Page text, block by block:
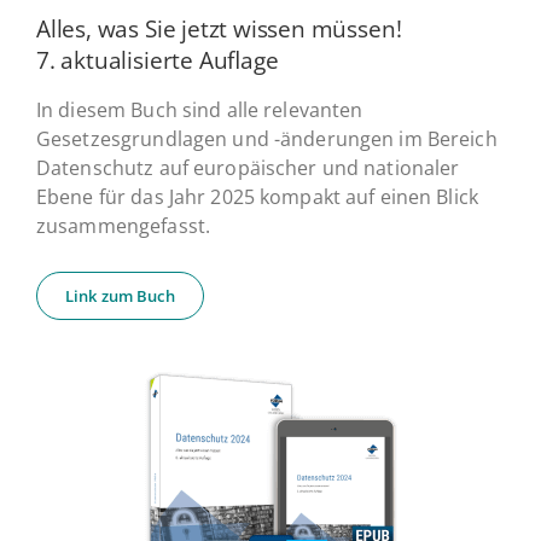
Alles, was Sie jetzt wissen müssen!
7. ak­tua­li­sier­te Auflage
In diesem Buch sind alle relevanten
Gesetzesgrundlagen und -änderungen im Bereich
Datenschutz auf europäischer und nationaler
Ebene für das Jahr 2025 kompakt auf einen Blick
zusammengefasst.
Link zum Buch